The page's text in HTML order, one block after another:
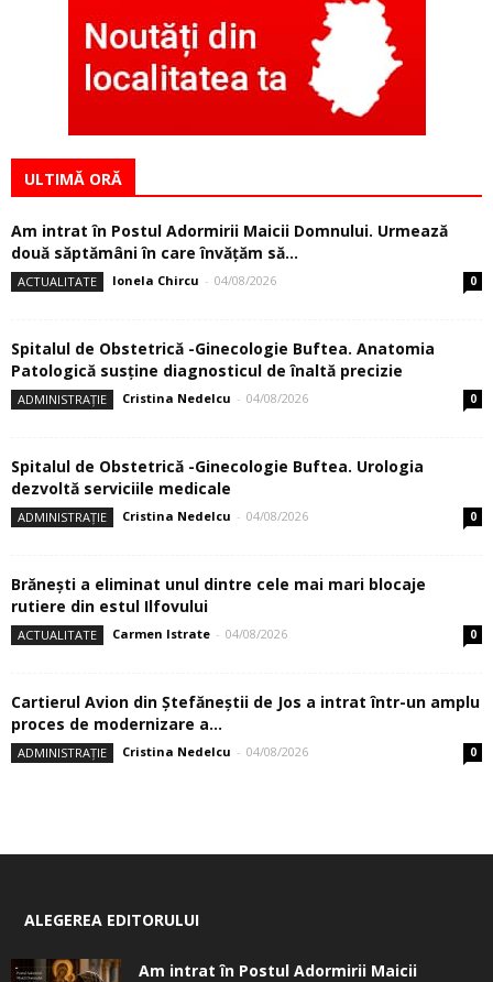
ULTIMĂ ORĂ
Am intrat în Postul Adormirii Maicii Domnului. Urmează
două săptămâni în care învăţăm să...
ACTUALITATE Ionela Chircu - 04/08/2026 0
Spitalul de Obstetrică -Ginecologie Buftea. Anatomia
Patologică susţine diagnosticul de înaltă precizie
ADMINISTRAȚIE Cristina Nedelcu - 04/08/2026 0
Spitalul de Obstetrică -Ginecologie Buftea. Urologia
dezvoltă serviciile medicale
ADMINISTRAȚIE Cristina Nedelcu - 04/08/2026 0
Brănești a eliminat unul dintre cele mai mari blocaje
rutiere din estul Ilfovului
ACTUALITATE Carmen Istrate - 04/08/2026 0
Cartierul Avion din Ştefăneştii de Jos a intrat într-un amplu
proces de modernizare a...
ADMINISTRAȚIE Cristina Nedelcu - 04/08/2026 0
ALEGEREA EDITORULUI
Am intrat în Postul Adormirii Maicii